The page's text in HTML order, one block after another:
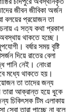
জীবন জীবিকা অর্জন
বলয়ের প্রয়োজন তা
এ সত্য কথা প্রকাশ
থাকতে হচ্ছে।
বর্ষার সময় বৃষ্টি
দিয়ে রাতের বেলা
পানি নেই। নোংরা
মধ্যে থাকতে হয়।
তা তাদের জন্য
আক্রান্ত হয়ে ধুকে
চিকিৎসক টিম এলাকায়
সেবা তারা পাচ্ছে না বলে